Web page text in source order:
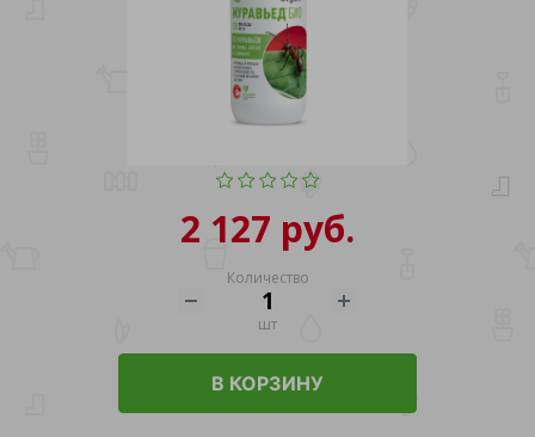
2 127 руб.
Количество
шт
В КОРЗИНУ